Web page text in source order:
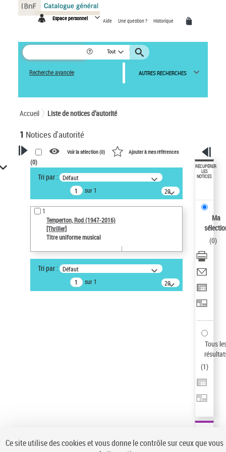
Espace personnel Aide Une question ? Historique
Tout
Recherche avancée AUTRES RECHERCHES
Accueil Liste de notices d’autorité
1 Notices d'autorité
VOTRE RECHERCHE
Recherche avancée dans les
notices d’autorité
Œuvres liées à l'auteur :
Temperton, Rod (1947-2016)
Type de notice d'autorité
Voir la sélection (0) Ajouter à mes références
(0)
Tri par : Défaut
sur 1
20
résultats/page
1
Temperton, Rod (1947-2016)
[Thriller]
Titre uniforme musical
Tri par : Défaut
sur 1
20
résultats/page
RÉCUPÉRER
LES
NOTICES
Ma
(0)
Tous
(1)
Panneau de gestion des cookies
Ce site utilise des cookies et vous donne le contrôle sur ceux que vous